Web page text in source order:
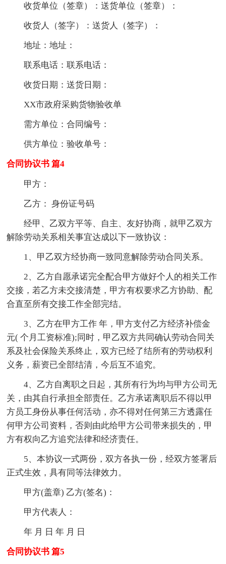
收货单位（签章）：送货单位（签章）：
收货人（签字）：送货人（签字）：
地址：地址：
联系电话：联系电话：
收货日期：送货日期：
XX市政府采购货物验收单
需方单位：合同编号：
供方单位：验收单号：
合同协议书 篇4
甲方：
乙方： 身份证号码
经甲、乙双方平等、自主、友好协商，就甲乙双方
解除劳动关系相关事宜达成以下一致协议：
1、甲乙双方经协商一致同意解除劳动合同关系。
2、乙方自愿承诺完全配合甲方做好个人的相关工作
交接，若乙方未交接清楚，甲方有权要求乙方协助、配
合直至所有交接工作全部完结。
3、乙方在甲方工作 年，甲方支付乙方经济补偿金
元( 个月工资标准);同时，甲乙双方共同确认劳动合同关
系及社会保险关系终止，双方已经了结所有的劳动权利
义务，薪资已全部结清，今后互不追究。
4、乙方自离职之日起，其所有行为均与甲方公司无
关，由其自行承担全部责任。乙方承诺离职后不得以甲
方员工身份从事任何活动，亦不得对任何第三方透露任
何甲方公司资料，否则由此给甲方公司带来损失的，甲
方有权向乙方追究法律和经济责任。
5、本协议一式两份，双方各执一份，经双方签署后
正式生效，具有同等法律效力。
甲方(盖章) 乙方(签名)：
甲方代表人：
年 月 日 年 月 日
合同协议书 篇5